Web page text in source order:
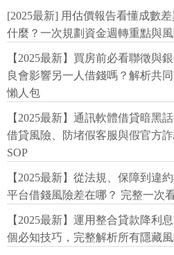
[2025最新] 用估價報告看懂成數
什麼？一次規劃資金週轉重點與
【2025最新】買房前必看聯徵與
良會影響另一人借錢嗎？解析共
懶人包
【2025最新】通訊軟體借貸暗黑
借貸風險、防堵假客服與假官方
SOP
【2025最新】從法規、保障到違
平台借錢風險差在哪？ 完整一次
【2025最新】運用整合貸款降利
個必知技巧，完整解析所有隱藏